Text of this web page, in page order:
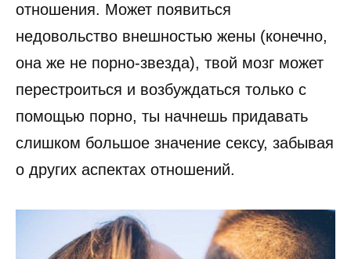
отношения. Может появиться
недовольство внешностью жены (конечно,
она же не порно-звезда), твой мозг может
перестроиться и возбуждаться только с
помощью порно, ты начнешь придавать
слишком большое значение сексу, забывая
о других аспектах отношений.